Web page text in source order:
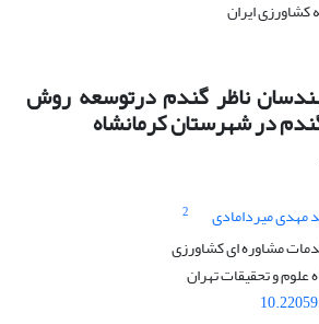
ناظر گندم درتوسعه روش
در شهرستان کرمانشاه
مهدی میردامادی
2
مشاوره ای کشاورزی
و تحقیقات تهران